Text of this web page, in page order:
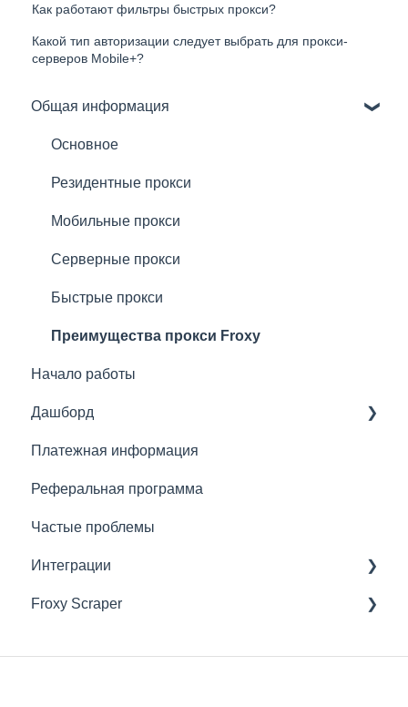
Как работают фильтры быстрых прокси?
Какой тип авторизации следует выбрать для прокси-
серверов Mobile+?
Общая информация
Основное
Резидентные прокси
Мобильные прокси
Серверные прокси
Быстрые прокси
Преимущества прокси Froxy
Начало работы
Дашборд
Основное
Что можно сделать с подпиской
Рекомендации по подключению прокси
Платежная информация
Реферальная программа
Частые проблемы
Интеграции
Сторонние скраперы
Froxy Scraper